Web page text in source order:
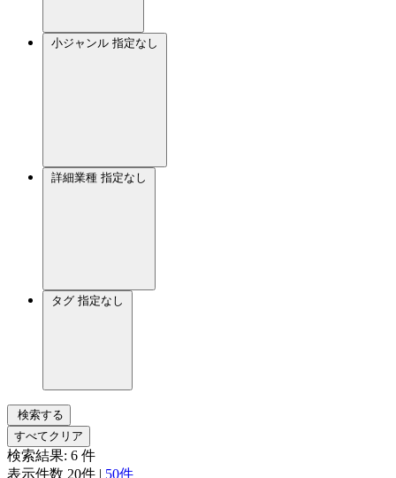
小ジャンル 指定なし
詳細業種 指定なし
タグ 指定なし
検索する
すべてクリア
検索結果: 6 件
表示件数 20件 | 50件